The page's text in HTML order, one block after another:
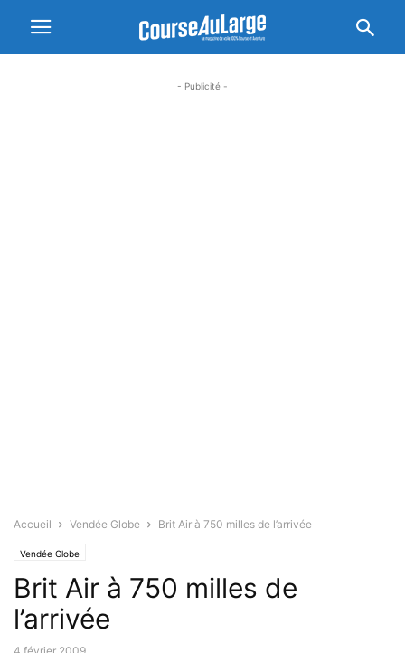
- Publicité -
Accueil Vendée Globe Brit Air à 750 milles de l’arrivée
Vendée Globe
Brit Air à 750 milles de
l’arrivée